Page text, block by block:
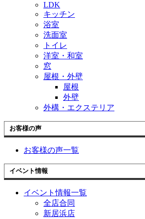
LDK
キッチン
浴室
洗面室
トイレ
洋室・和室
窓
屋根・外壁
屋根
外壁
外構・エクステリア
お客様の声
お客様の声一覧
イベント情報
イベント情報一覧
全店合同
新居浜店